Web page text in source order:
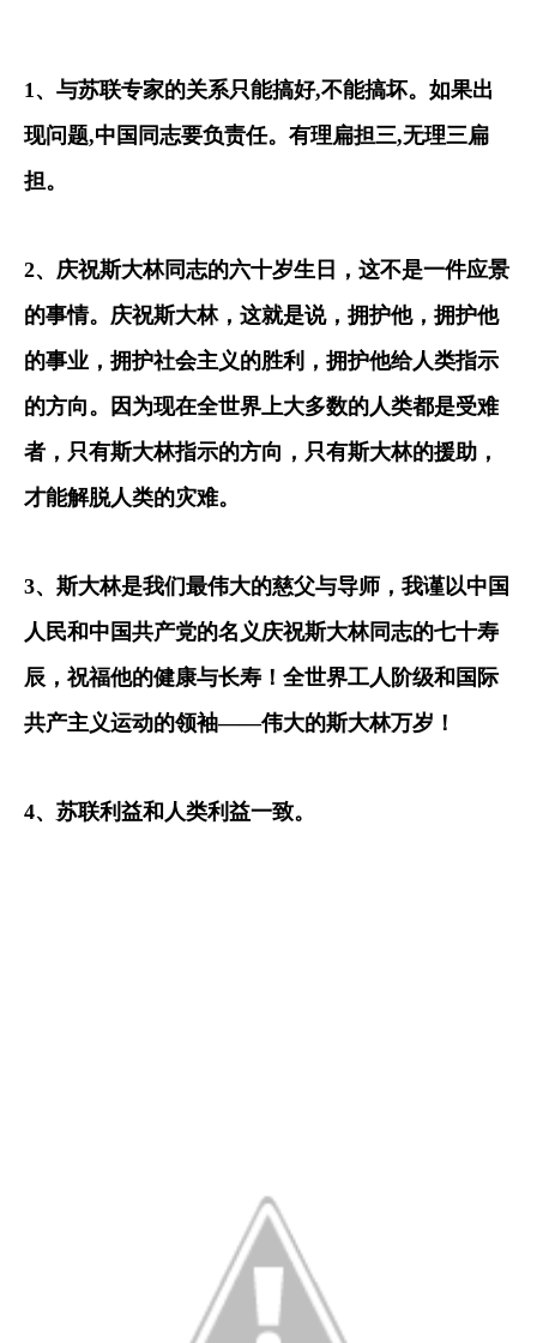
1、与苏联专家的关系只能搞好,不能搞坏。如果出
现问题,中国同志要负责任。有理扁担三,无理三扁
担。
2、庆祝斯大林同志的六十岁生日，这不是一件应景
的事情。庆祝斯大林，这就是说，拥护他，拥护他
的事业，拥护社会主义的胜利，拥护他给人类指示
的方向。因为现在全世界上大多数的人类都是受难
者，只有斯大林指示的方向，只有斯大林的援助，
才能解脱人类的灾难。
3、斯大林是我们最伟大的慈父与导师，我谨以中国
人民和中国共产党的名义庆祝斯大林同志的七十寿
辰，祝福他的健康与长寿！全世界工人阶级和国际
共产主义运动的领袖——伟大的斯大林万岁！
4、苏联利益和人类利益一致。